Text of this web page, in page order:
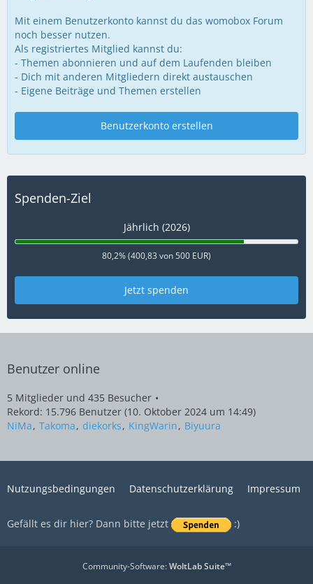
Mit einem Benutzerkonto kannst du das womobox Forum
noch besser nutzen.
Als registriertes Mitglied kannst du:
- Themen abonnieren und auf dem Laufenden bleiben
- Dich mit anderen Mitgliedern direkt austauschen
- Eigene Beiträge und Themen erstellen
Benutzerkonto erstellen
Spenden-Ziel
Jährlich (2026)
80,2% (400,83 von 500 EUR)
Jetzt spenden
Benutzer online
5 Mitglieder und 435 Besucher
Rekord: 15.796 Benutzer (10. Oktober 2024 um 14:49)
NiMa Takoma diekorks KingWarin Biyuura
Nutzungsbedingungen Datenschutzerklärung Impressum
Gefällt es dir hier? Dann bitte jetzt :)
Community-Software:WoltLab Suite™